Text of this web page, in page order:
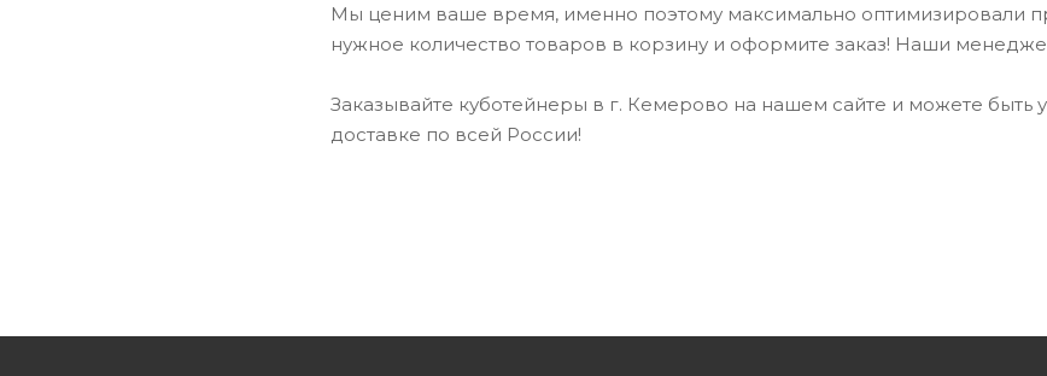
Мы ценим ваше время, именно поэтому максимально оптимизировали
нужное количество товаров в корзину и оформите заказ! Наши
Заказывайте куботейнеры в г. Кемерово на нашем сайте и можете
доставке по всей России!